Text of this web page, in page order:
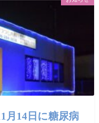
月14日に糖尿病